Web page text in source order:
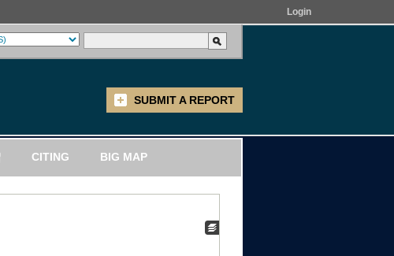
Login
SUBMIT A REPORT
CITING BIG MAP